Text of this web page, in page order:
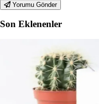
Yorumu Gönder
Son Eklenenler